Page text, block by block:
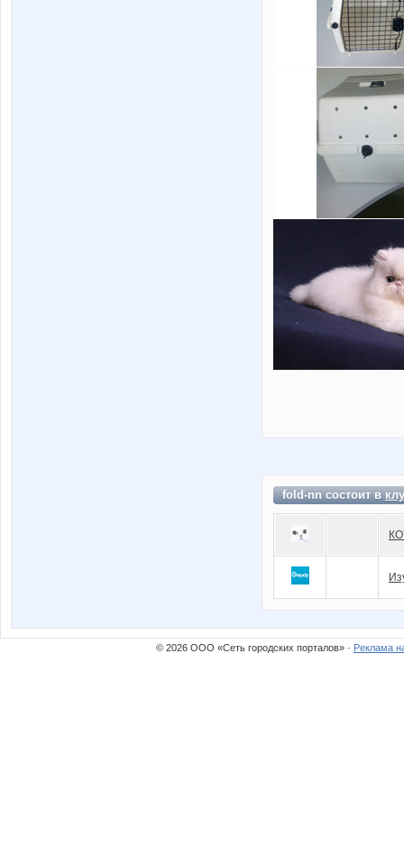
fold-nn состоит в
© 2026 ООО «Сеть городских порталов» · Реклама